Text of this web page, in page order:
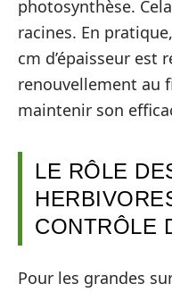
photosynthèse.
racines. En
cm d’épaisseur est
renouvellement au
maintenir son
LE RÔLE
CONTRÔLE
Pour les grandes